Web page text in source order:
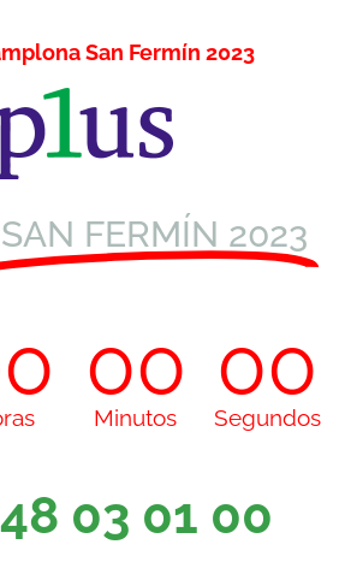
San Fermín 2023
SAN FERMÍN 2023
00
Minutos
00
Segundos
03 01 00